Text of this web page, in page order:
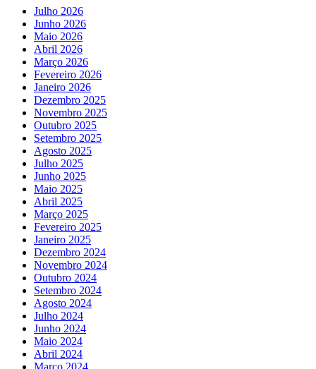
Julho 2026
Junho 2026
Maio 2026
Abril 2026
Março 2026
Fevereiro 2026
Janeiro 2026
Dezembro 2025
Novembro 2025
Outubro 2025
Setembro 2025
Agosto 2025
Julho 2025
Junho 2025
Maio 2025
Abril 2025
Março 2025
Fevereiro 2025
Janeiro 2025
Dezembro 2024
Novembro 2024
Outubro 2024
Setembro 2024
Agosto 2024
Julho 2024
Junho 2024
Maio 2024
Abril 2024
Março 2024